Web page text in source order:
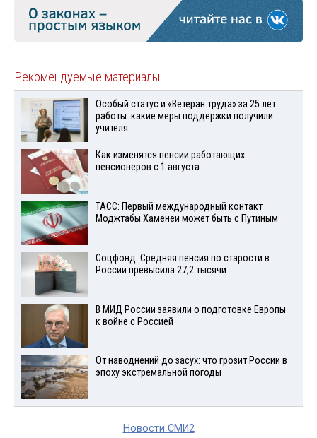
Рекомендуемые материалы
Особый статус и «Ветеран труда» за 25 лет
работы: какие меры поддержки получили
учителя
Как изменятся пенсии работающих
пенсионеров с 1 августа
ТАСС: Первый международный контакт
Моджтабы Хаменеи может быть с Путиным
Соцфонд: Средняя пенсия по старости в
России превысила 27,2 тысячи
В МИД России заявили о подготовке Европы
к войне с Россией
От наводнений до засух: что грозит России в
эпоху экстремальной погоды
Новости СМИ2